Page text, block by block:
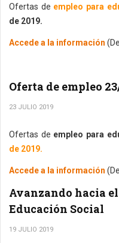
Ofertas de empleo para
de 2019.
Accede a la información
Oferta de empleo
23 JULIO 2019
Ofertas de empleo para
de 2019.
Accede a la información
Avanzando hacia
Educación Social
19 JULIO 2019